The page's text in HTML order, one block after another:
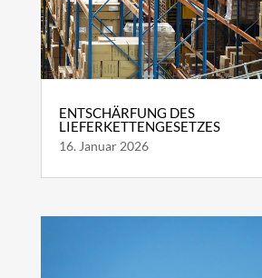
ENTSCHÄRFUNG DES
LIEFERKETTENGESETZES
16. Januar 2026